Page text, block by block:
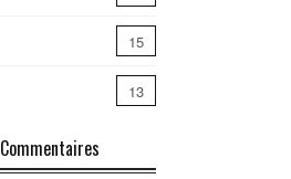
15
13
Commentaires